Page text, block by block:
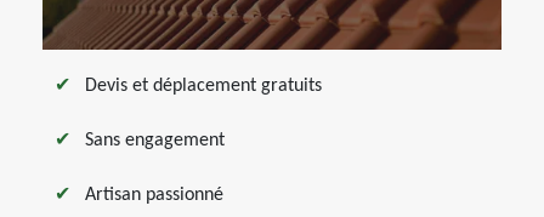
Devis et déplacement gratuits
Sans engagement
Artisan passionné